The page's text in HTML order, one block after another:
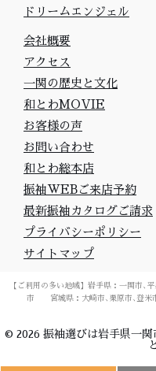
ドリームエンジェル
会社概要
アクセス
一関の歴史と文化
和とわMOVIE
お客様の声
お問い合わせ
和とわ総本店
振袖WEBご来店予約
最新振袖カタログご請求
プライバシーポリシー
サイトマップ
【ご利用の多い地域】岩手県：一関市､
市 宮城県：大崎市､栗原市､登米市
© 2026 振袖選びは岩手県一